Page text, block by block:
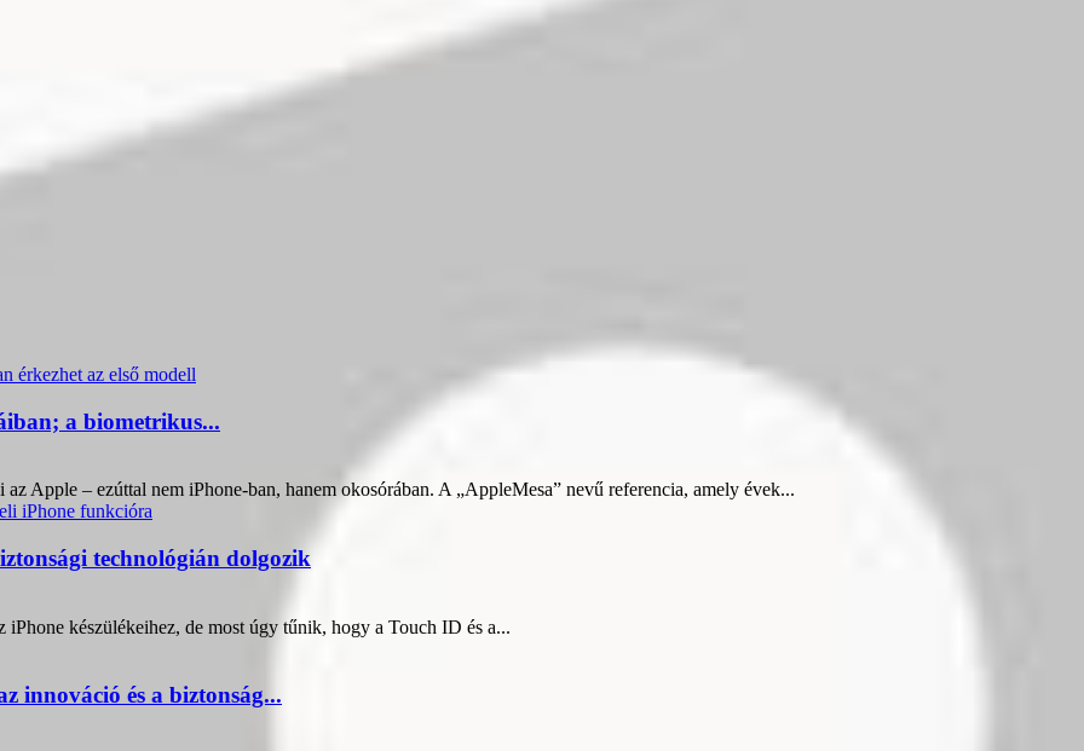
a biometrikus...
Apple – ezúttal nem iPhone-ban, hanem okosórában. A „AppleMesa” nevű referencia, amely évek...
technológián dolgozik
készülékeihez, de most úgy tűnik, hogy a Touch ID és a...
innováció és a biztonság...